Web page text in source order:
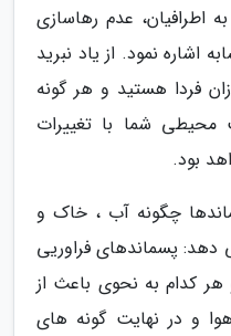
اطرافیان، عدم رهاسازی
اشاره نمود. از یاد نبرید
فردا هستید و هر گونه
محیطی شما با تغییرات
بود.
چگونه آب ، خاک و
دهد: پسماندهای فراوریی
هر کدام به نحوی باعث از
و در نهایت گونه های